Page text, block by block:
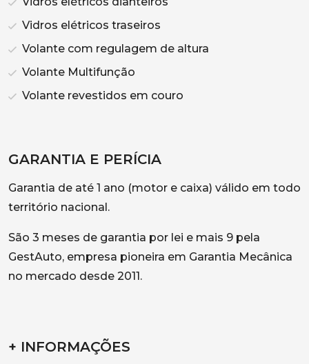
Vidros elétricos traseiros
Volante com regulagem de altura
Volante Multifunção
Volante revestidos em couro
GARANTIA E PERÍCIA
Garantia de até 1 ano (motor e caixa) válido em todo
território nacional.
São 3 meses de garantia por lei e mais 9 pela
GestAuto, empresa pioneira em Garantia Mecânica
no mercado desde 2011.
+ INFORMAÇÕES